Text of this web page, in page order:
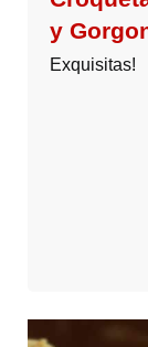
y
Exquisitas!